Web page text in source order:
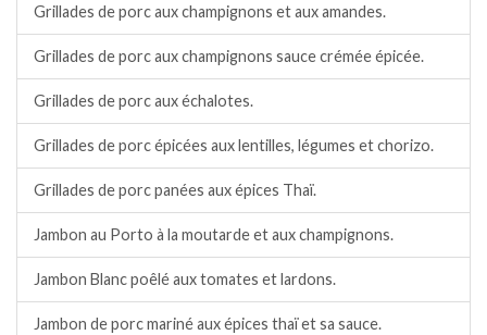
Grillades de porc aux champignons et aux amandes.
Grillades de porc aux champignons sauce crémée épicée.
Grillades de porc aux échalotes.
Grillades de porc épicées aux lentilles, légumes et chorizo.
Grillades de porc panées aux épices Thaï.
Jambon au Porto à la moutarde et aux champignons.
Jambon Blanc poêlé aux tomates et lardons.
Jambon de porc mariné aux épices thaï et sa sauce.